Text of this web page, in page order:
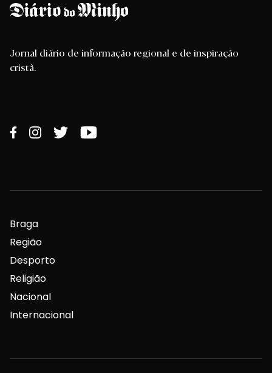
Jornal diário de informação regional e de inspiração
cristã.
Braga
Região
Desporto
Religião
Nacional
Internacional